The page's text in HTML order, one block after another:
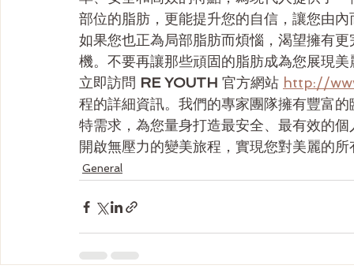
部位的脂肪，更能提升您的自信，讓您由
如果您也正為局部脂肪而煩惱，渴望擁有
機。不要再讓那些頑固的脂肪成為您展現美
立即訪問 RE YOUTH 官方網站 http://
程的詳細資訊。我們的專家團隊擁有豐富
特需求，為您量身打造最安全、最有效的
開啟無壓力的變美旅程，實現您對美麗的所
General